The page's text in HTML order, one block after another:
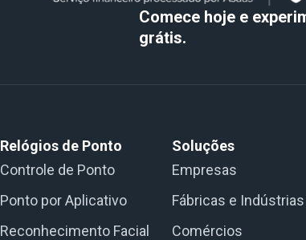
Comece hoje e
grátis.
Relógios de Ponto
Controle de Ponto
Ponto por Aplicativo
Reconhecimento Facial
Soluções
Empresas
Fábricas e Indústrias
Comércios